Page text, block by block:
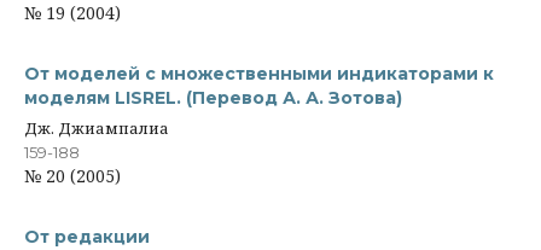
№ 19 (2004)
От моделей с множественными индикаторами к
моделям LISREL. (Перевод А. А. Зотова)
Дж. Джиампалиа
159-188
№ 20 (2005)
От редакции